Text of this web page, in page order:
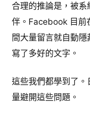
合理的推論是，被
伴。Facebook 目前
間大量留言就自動
寫了多好的文字。
這些我們都學到了
量避開這些問題。